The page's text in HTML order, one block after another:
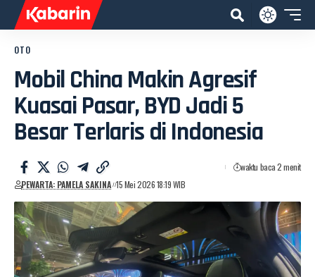
OTO
Mobil China Makin Agresif
Kuasai Pasar, BYD Jadi 5
Besar Terlaris di Indonesia
PEWARTA: PAMELA SAKINA 15 Mei 2026 18:19 WIB
waktu baca 2 menit